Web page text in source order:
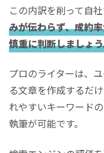
この内訳を削って自
みが伝わらず、成約
慎重に判断しましょ
プロのライターは、
る文章を作成するだ
れやすいキーワード
執筆が可能です。